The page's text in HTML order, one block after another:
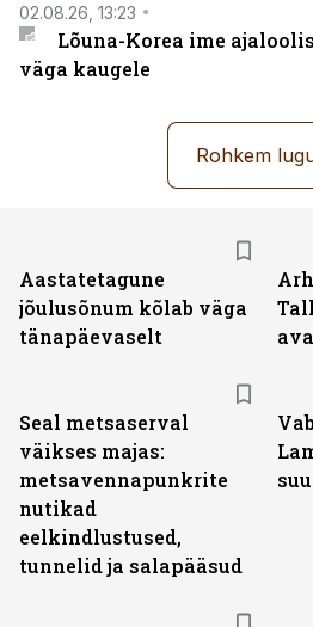
02.08.26, 13:23
Lõuna-Korea ime
väga kaugele
Rohkem
Aastatetagune
jõulusõnum kõlab väga
tänapäevaselt
Seal metsaserval
väikses majas:
metsavennapunkrite
nutikad
eelkindlustused,
tunnelid ja salapääsud